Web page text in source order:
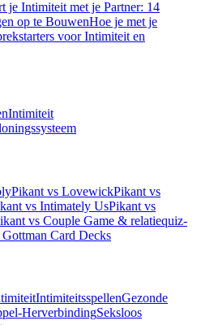
je Intimiteit met je Partner: 14
op te BouwenHoe je met je
voor Intimiteit en
Intimiteit
Pikant vs LovewickPikant vs
vs Intimately UsPikant vs
vs Couple Game & relatiequiz-
Card Decks
IntimiteitsspellenGezonde
HerverbindingSeksloos